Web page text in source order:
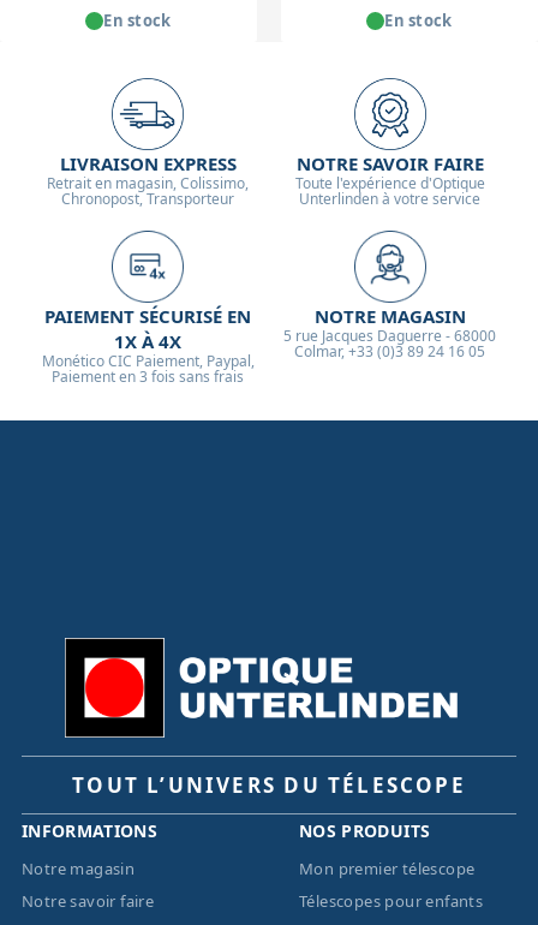
En stock En stock
LIVRAISON EXPRESS
Retrait en magasin, Colissimo,
Chronopost, Transporteur
NOTRE SAVOIR FAIRE
Toute l'expérience d'Optique
Unterlinden à votre service
PAIEMENT SÉCURISÉ EN
1X À 4X
Monético CIC Paiement, Paypal,
Paiement en 3 fois sans frais
NOTRE MAGASIN
5 rue Jacques Daguerre - 68000
Colmar, +33 (0)3 89 24 16 05
TOUT L’UNIVERS DU TÉLESCOPE
INFORMATIONS
Notre magasin
Notre savoir faire
NOS PRODUITS
Mon premier télescope
Télescopes pour enfants